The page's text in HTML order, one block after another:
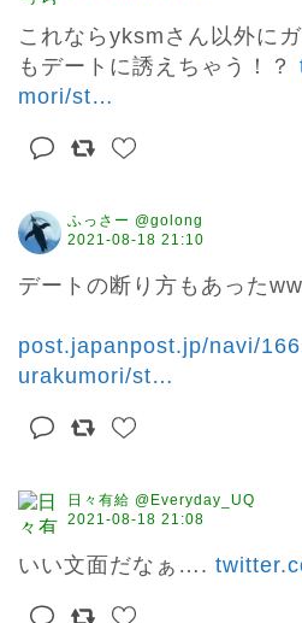
これならyksmさん以外に
もデートに誘えちゃう！？
mori/st…
ふっさー @golong
2021-08-18 21:10
デートの断り方もあったww
post.japanpost.jp/navi/
urakumori/st…
日々有給 @Everyday_UQ
2021-08-18 21:08
いい文面だなぁ….